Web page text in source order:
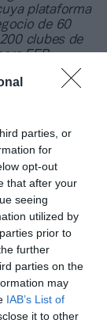
parties, or
for
opt-out
that after your
seeing
utilized by
prior to
further
parties on the
may
IAB’s List of
it to other
plataforma
de 60
clubes de
FEB.
a
y
de
producto y
Si
a
de Google
actualidad.
AHORA